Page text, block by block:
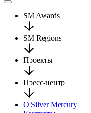
SM Awards
SM Regions
Проекты
Пресс-центр
О Silver Mercury